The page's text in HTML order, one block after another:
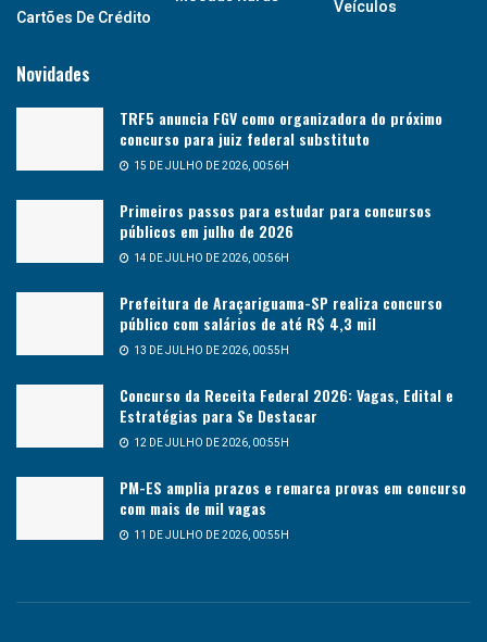
Cartões De Crédito
Veículos
Novidades
TRF5 anuncia FGV como organizadora do próximo
concurso para juiz federal substituto
15 DE JULHO DE 2026, 00:56H
Primeiros passos para estudar para concursos
públicos em julho de 2026
14 DE JULHO DE 2026, 00:56H
Prefeitura de Araçariguama-SP realiza concurso
público com salários de até R$ 4,3 mil
13 DE JULHO DE 2026, 00:55H
Concurso da Receita Federal 2026: Vagas, Edital e
Estratégias para Se Destacar
12 DE JULHO DE 2026, 00:55H
PM-ES amplia prazos e remarca provas em concurso
com mais de mil vagas
11 DE JULHO DE 2026, 00:55H